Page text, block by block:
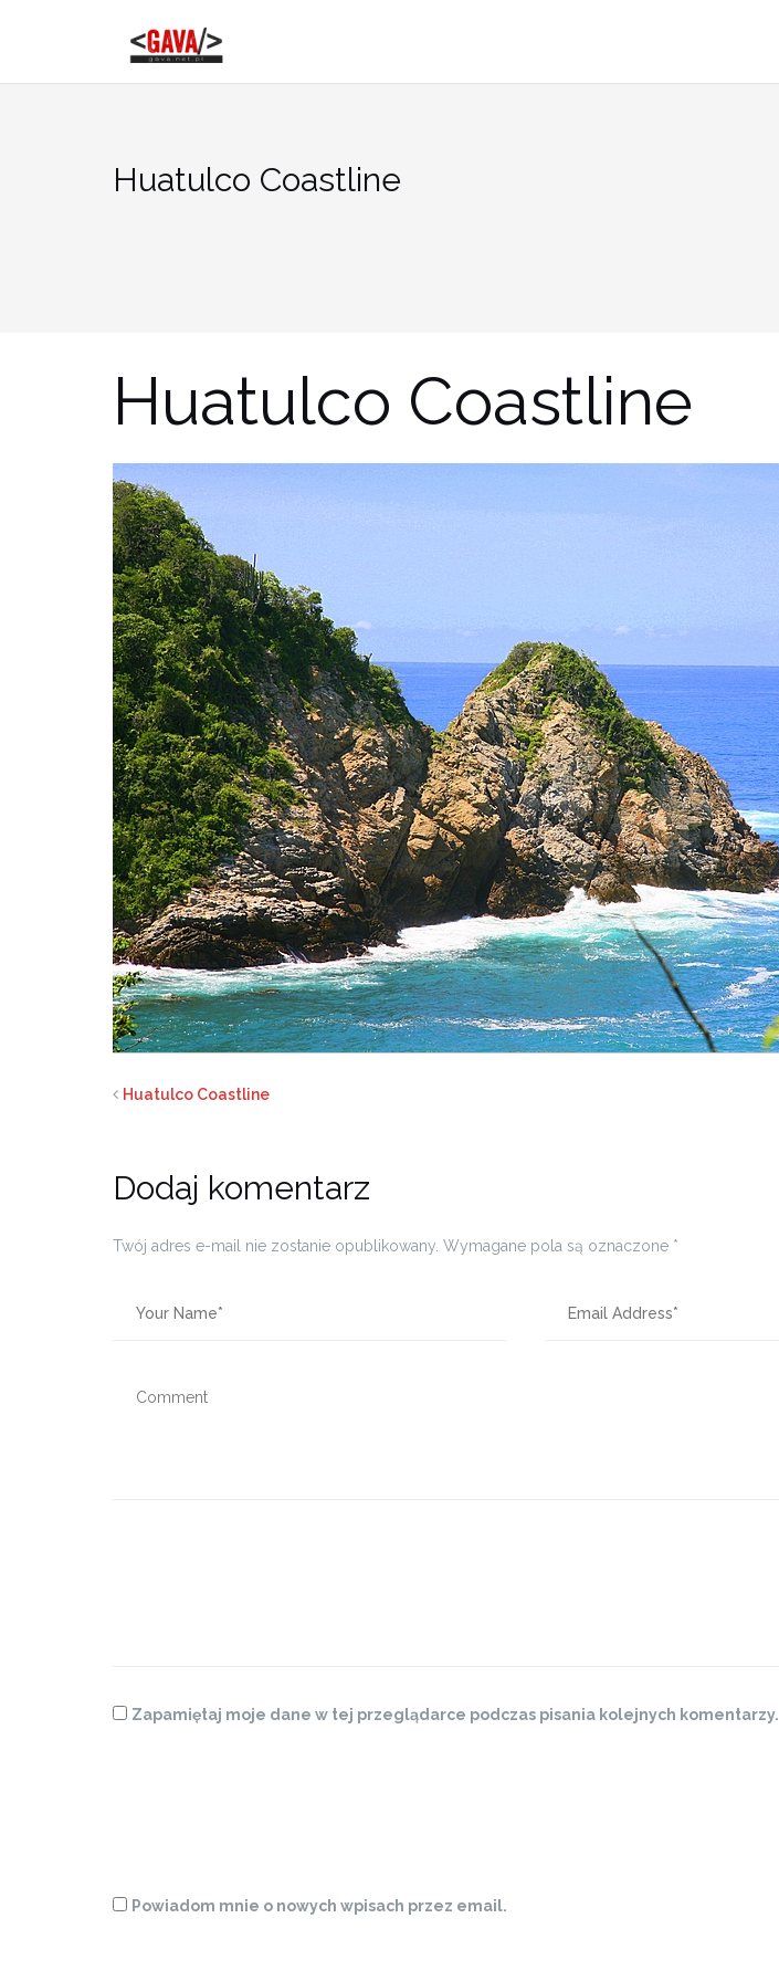
Huatulco Coastline
Huatulco Coastline
Huatulco Coastline
Dodaj komentarz
Twój adres e-mail nie zostanie opublikowany. Wymagane pola są oznaczone *
Zapamiętaj moje dane w tej przeglądarce podczas pisania kolejnych komentarzy.
Powiadom mnie o nowych wpisach przez email.